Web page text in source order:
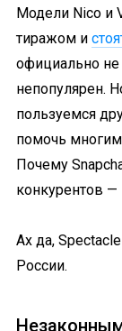
Модели Nico и
тиражом и
официально не
непопулярен.
пользуемся
помочь
Почему
конкурентов —
Ах да,
России.